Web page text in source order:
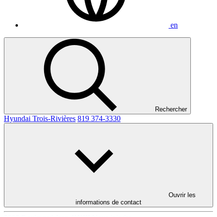
en
Rechercher
Hyundai Trois-Rivières 819 374-3330
Ouvrir les
informations de contact